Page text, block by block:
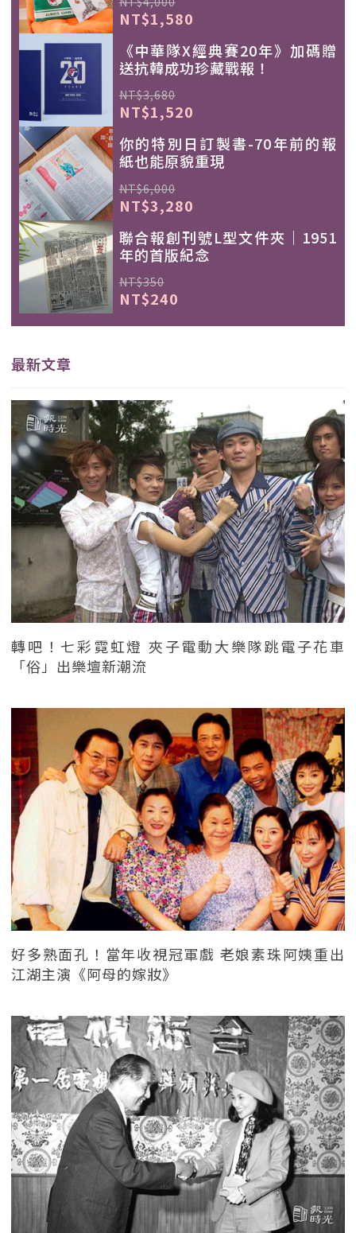
NT$1,580
《中華隊X經典賽20年》加碼贈
送抗韓成功珍藏戰報！
NT$3,680
NT$1,520
你的特別日訂製書-70年前的報
紙也能原貌重現
NT$6,000
NT$3,280
聯合報創刊號L型文件夾｜1951
年的首版紀念
NT$350
NT$240
最新文章
轉吧！七彩霓虹燈 夾子電動大樂隊跳電子花車
「俗」出樂壇新潮流
好多熟面孔！當年收視冠軍戲 老娘素珠阿姨重出
江湖主演《阿母的嫁妝》